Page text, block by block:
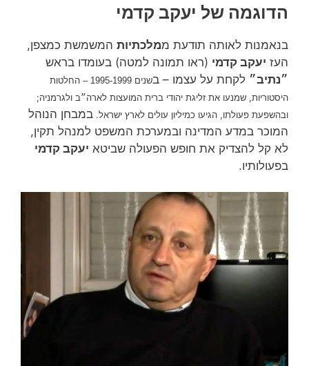
הדוגמה של יעקב קדמי
בנאמנות לאותה תודעת ממלכתיות המשמשת כמצפן,
העז יעקב קדמי (ראו תמונה למטה) בעומדו בראש
״נתיב״ לקחת על עצמו – בשנים 1995-1999 –
החלטות
היסטוריות, שמנעו את זליגת יהודי ברית המועצות לארה״ב ולגרמניה;
ובהשפעת פעולתו, הגיעו כמיליון עולים לארץ ישראל. במבחן הנוהל
המוכר במדע המדינה ובמערכת המשפט למנהל תקין,
לא קל להצדיק את חופש הפעולה שביטא יעקב קדמי
בפעולותיו.